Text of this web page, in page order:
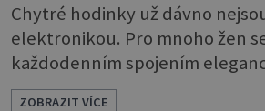
Chytré hodinky už dávno
elektronikou. Pro mnoho žen
každodenním spojením
životního stylu a moderních
ZOBRAZIT VÍCE